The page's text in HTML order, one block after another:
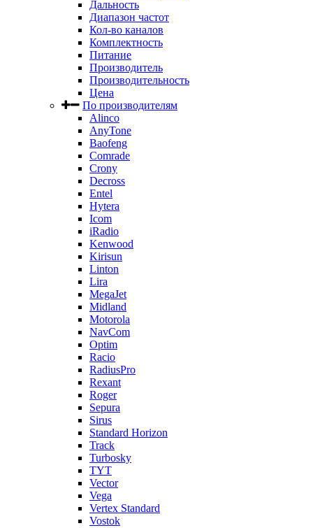
Дальность
Диапазон частот
Кол-во каналов
Комплектность
Питание
Производитель
Производительность
Цена
По производителям
Alinco
AnyTone
Baofeng
Comrade
Crony
Decross
Entel
Hytera
Icom
iRadio
Kenwood
Kirisun
Linton
Lira
MegaJet
Midland
Motorola
NavCom
Optim
Racio
RadiusPro
Rexant
Roger
Sepura
Sirus
Standard Horizon
Track
Turbosky
TYT
Vector
Vega
Vertex Standard
Vostok